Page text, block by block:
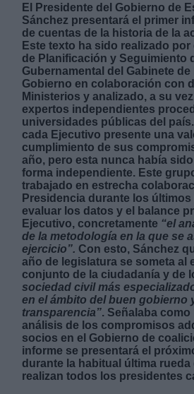
El Presidente del Gobierno de
Sánchez presentará el primer
de cuentas de la historia de la
Este texto ha sido realizado por
de Planificación y Seguimiento
Gubernamental del Gabinete de
Gobierno en colaboración con
Ministerios y analizado, a su
expertos independientes
universidades públicas del
cada Ejecutivo presente una
cumplimiento de sus
año, pero esta nunca había
forma independiente. Este
trabajado en estrecha
Presidencia durante los últimos
evaluar los datos y el balance
Ejecutivo, concretamente “el
de la metodología en la que se
ejercicio”. Con esto, Sánchez
año de legislatura se someta al
conjunto de la ciudadanía y de
sociedad civil más
en el ámbito del buen gobierno
transparencia”. Señalaba como
análisis de los compromisos
socios en el Gobierno de
informe se presentará el
durante la habitual última rueda
realizan todos los presidentes